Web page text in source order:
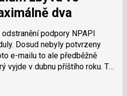
dva
podpory NPAPI
Dosud nebyly potvrzeny
e-mailu to ale předběžně
vyjde v dubnu příštího roku. To